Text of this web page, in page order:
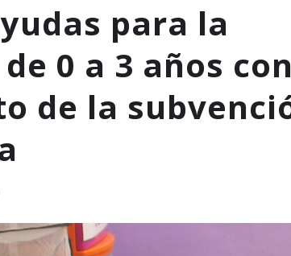
para la
0 a 3 años
de la